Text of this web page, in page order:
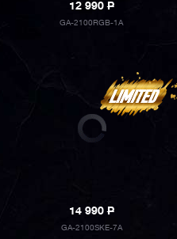
12 990P
GA-2100RGB-1A
14 990P
GA-2100SKE-7A